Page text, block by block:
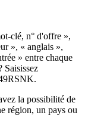
clé, n° d'offre »,
», « anglais »,
» entre chaque
Saisissez
la possibilité de
région, un pays ou